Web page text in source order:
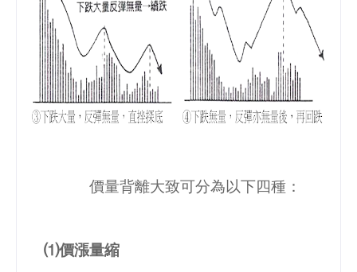
價量背離大致可分為以下四種：
⑴價漲量縮